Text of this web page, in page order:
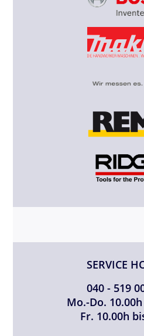
SERVICE
040 - 519
Mo.-Do.
Fr. 10.00h